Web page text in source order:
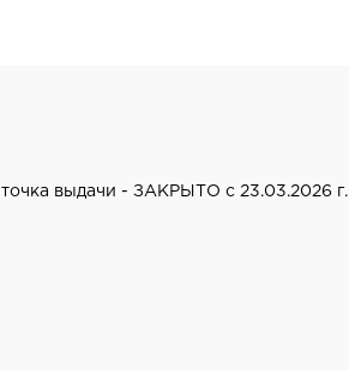
выдачи - ЗАКРЫТО с 23.03.2026 г.